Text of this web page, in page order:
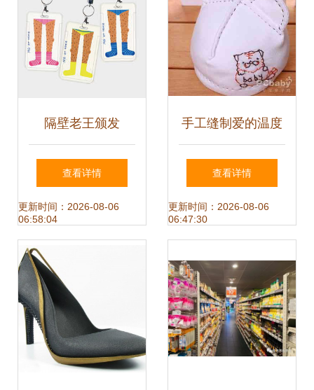
隔壁老王颁发
2024年度最佳囤货
达人奖证书
查看详情
更新时间：2026-08-06
06:58:04
手工缝制爱的温度
准妈妈DIY新生儿
服饰的温馨好处
查看详情
更新时间：2026-08-06
06:47:30